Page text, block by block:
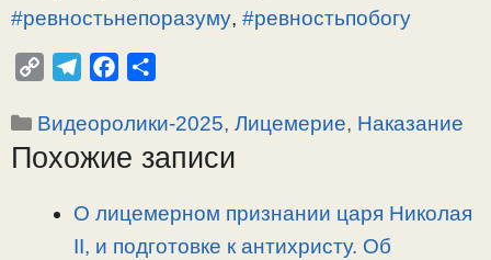
#ревностьнепоразуму, #ревностьпобогу
p
y
l
e
r
a
c
e
o
п
р
в
Рубрики
Видеоролики-2025,Лицемерие, Наказание
Похожие записи
О лицемерном признании царя Николая
II, и подготовке к антихристу. Об